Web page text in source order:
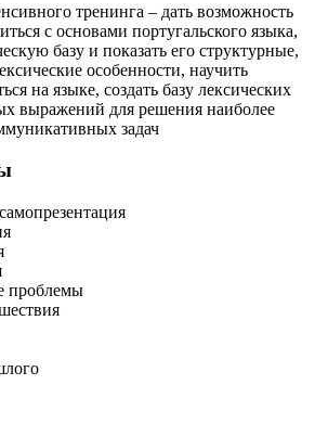
тренинга – дать возможность
с основами португальского языка,
базу и показать его структурные,
особенности, научить
на языке, создать базу лексических
выражений для решения наиболее
задач
проблемы